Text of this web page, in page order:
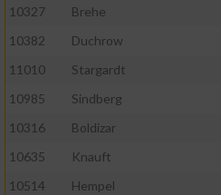
10327
Brehe
10382
Duchrow
11010
Stargardt
10985
Sindberg
10316
Boldizar
10635
Knauft
10514
Hempel